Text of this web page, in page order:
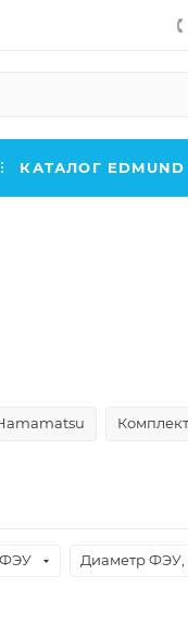
КАТАЛОГ EDMUND
ФЭУ Диаметр